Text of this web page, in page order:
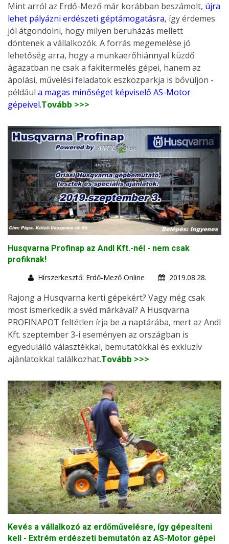
Mint arról az Erdő-Mező már korábban beszámolt, újra
lehet pályázni erdészeti géptámogatásra, így érdemes
jól átgondolni, hogy milyen beruházás mellett
döntenek a vállalkozók. A forrás megemelése jó
lehetőség arra, hogy a munkaerőhiánnyal küzdő
ágazatban ne csak a fakitermelés gépei, hanem az
ápolási, művelési feladatok eszközparkja is bővüljön -
például a magas minőséget képviselő AS-Motor
gépeivel.Tovább >>>
Husqvarna Profinap az Andl Kft.-nél - nem csak
profiknak!
Hírszerkesztő: Erdő-Mező Online
2019.08.28.
Rajong a Husqvarna kerti gépekért? Vagy még csak
most ismerkedik a svéd márkával? A Husqvarna
PROFINAPOT feltétlen írja be a naptárába, mert az Andl
Kft. szeptember 3-i eseményen az országban is
egyedülálló választékkal, bemutatókkal és exkluzív
ajánlatokkal találkozhat.Tovább >>>
Kevés a vállalkozó az erdőművelésre, így gépesíteni
kell - Extrém erdészeti bemutatón az AS-Motor gépei